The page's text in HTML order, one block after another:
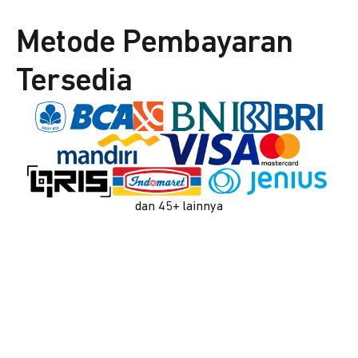
Metode Pembayaran
Tersedia
dan 45+ lainnya